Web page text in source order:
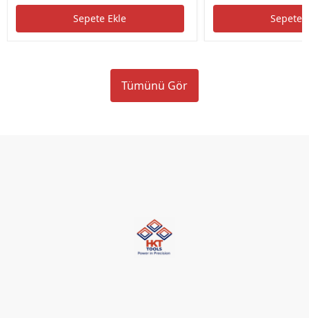
Sepete Ekle Sepete
Tümünü Gör